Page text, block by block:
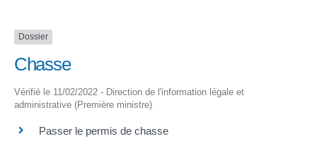
Dossier
Chasse
Vérifié le 11/02/2022 - Direction de l'information légale et
administrative (Première ministre)
Passer le permis de chasse